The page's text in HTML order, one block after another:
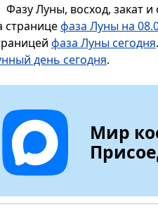
Фазу Луны, восход, закат
страницефаза Луны на
фаза Луны сегодня
день сегодня.
Мир